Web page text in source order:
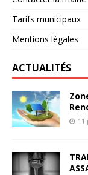
Tarifs municipaux
Mentions légales
ACTUALITÉS
11